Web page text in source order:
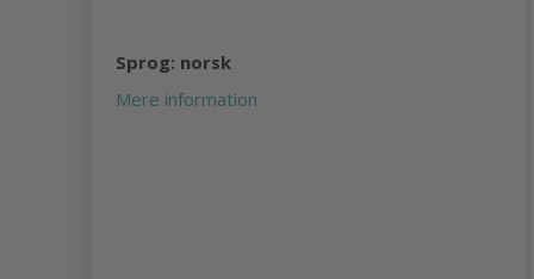
Sprog: norsk
Mere information